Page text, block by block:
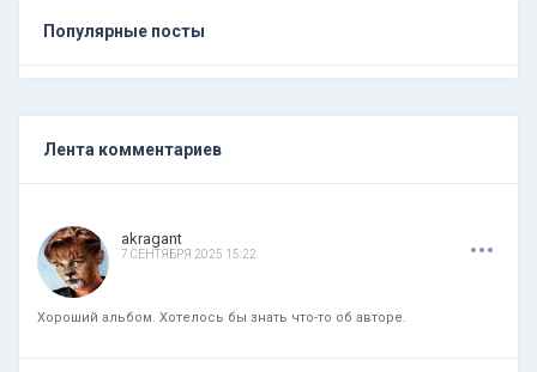
Популярные посты
Лента комментариев
akragant
7 СЕНТЯБРЯ 2025 15:22 ...
Хороший альбом. Хотелось бы знать что-то об авторе.